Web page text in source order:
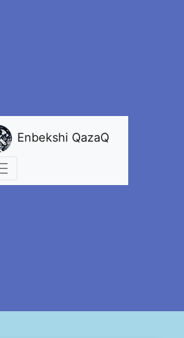
Enbekshi QazaQ